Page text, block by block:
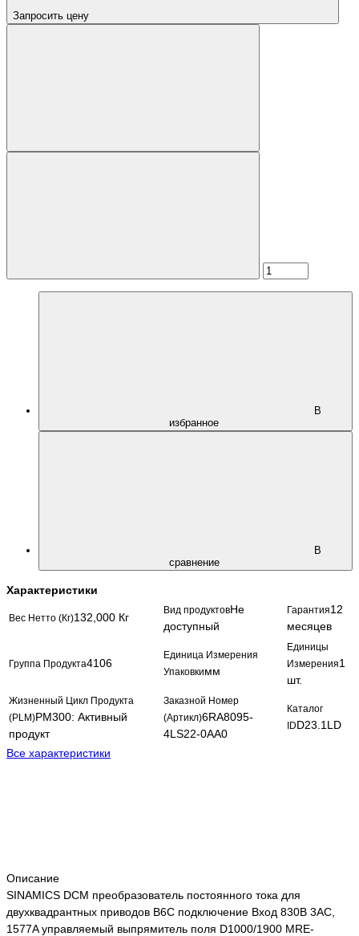
Запросить цену
В
избранное
В
сравнение
Характеристики
Вес Нетто (Кг)132,000 Кг
Вид продуктовНе
доступный
Гарантия12
месяцев
Группа Продукта4106
Единица Измерения
Упаковкимм
Единицы
Измерения1
шт.
Жизненный Цикл Продукта
(PLM)PM300: Активный
продукт
Заказной Номер
(Артикл)6RA8095-
4LS22-0AA0
Каталог
IDD23.1LD
Все характеристики
Описание
SINAMICS DCM преобразователь постоянного тока для
двухквадрантных приводов B6C подключение Вход 830В 3AC,
1577A управляемый выпрямитель поля D1000/1900 MRE-